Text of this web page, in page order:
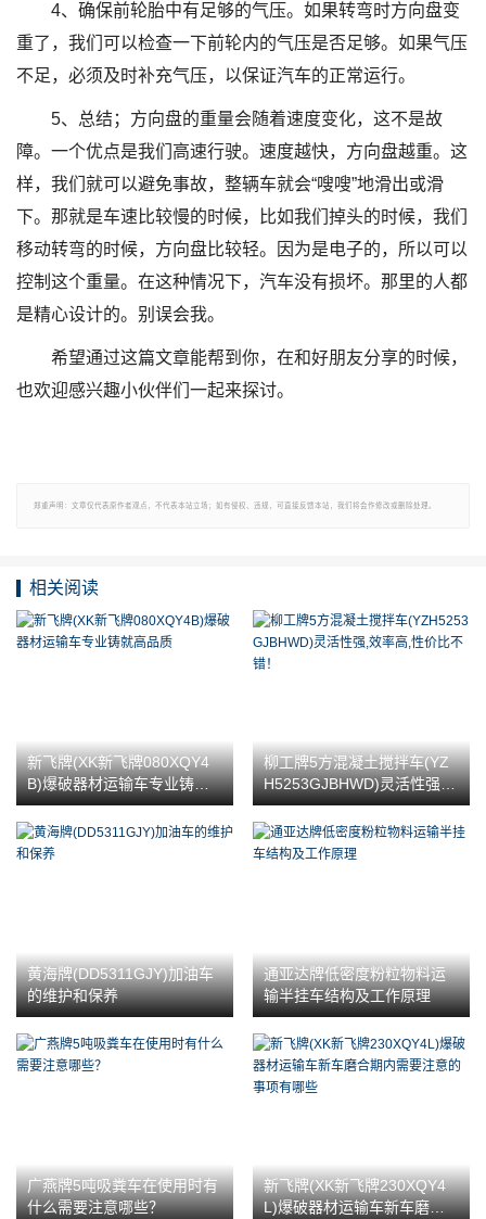
4、确保前轮胎中有足够的气压。如果转弯时方向盘变
重了，我们可以检查一下前轮内的气压是否足够。如果气压
不足，必须及时补充气压，以保证汽车的正常运行。
5、总结；方向盘的重量会随着速度变化，这不是故
障。一个优点是我们高速行驶。速度越快，方向盘越重。这
样，我们就可以避免事故，整辆车就会“嗖嗖”地滑出或滑
下。那就是车速比较慢的时候，比如我们掉头的时候，我们
移动转弯的时候，方向盘比较轻。因为是电子的，所以可以
控制这个重量。在这种情况下，汽车没有损坏。那里的人都
是精心设计的。别误会我。
希望通过这篇文章能帮到你，在和好朋友分享的时候，
也欢迎感兴趣小伙伴们一起来探讨。
郑重声明：文章仅代表原作者观点，不代表本站立场；如有侵权、违规，可直接反馈本站，我们将会作修改或删除处理。
相关阅读
新飞牌(XK新飞牌080XQY4
B)爆破器材运输车专业铸就
高品质
柳工牌5方混凝土搅拌车(YZ
H5253GJBHWD)灵活性强,
效率高,性价比不错！
黄海牌(DD5311GJY)加油车
的维护和保养
通亚达牌低密度粉粒物料运
输半挂车结构及工作原理
广燕牌5吨吸粪车在使用时有
什么需要注意哪些？
新飞牌(XK新飞牌230XQY4
L)爆破器材运输车新车磨合